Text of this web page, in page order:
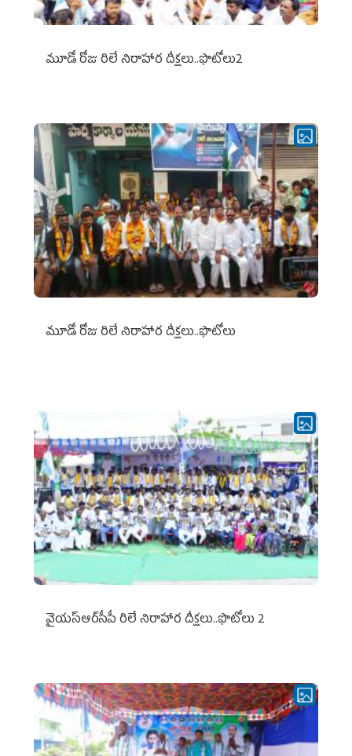
మూడో రోజు రిలే నిరాహార దీక్షలు..ఫొటోలు2
మూడో రోజు రిలే నిరాహార దీక్షలు..ఫొటోలు
వైయ‌స్ఆర్‌సీపీ రిలే నిరాహార దీక్షలు..ఫొటోలు 2